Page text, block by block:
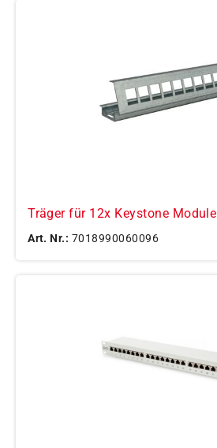
Träger für 12x Keystone Module
Art. Nr.: 7018990060096